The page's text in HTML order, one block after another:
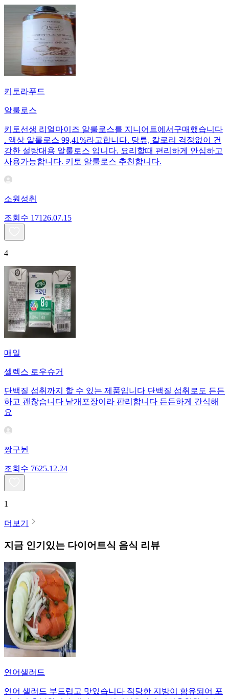
키토라푸드
알룰로스
키토선생 리얼마이즈 알룰로스를 지니어트에서구매했습니다
. 액상 알룰로스 99,41%라고합니다. 당류, 칼로리 걱정없이 건
강한 설탕대용 알룰로스 입니다. 요리할때 편리하게 안심하고
사용가능합니다. 키토 알룰로스 추천합니다.
소원성취
조회수 171 26.07.15
4
매일
셀렉스 로우슈거
단백질 섭취까지 할 수 있는 제품입니다 단백질 섭취로도 든든
하고 괜찮습니다 낱개포장이라 퍈리합니다 든든하게 간식해
요
짱구뉜
조회수 7625.12.24
1
더보기
지금 인기있는 다이어트식 음식 리뷰
연어샐러드
연어 샐러드 부드럽고 맛있습니다 적당한 지방이 함유되어 포